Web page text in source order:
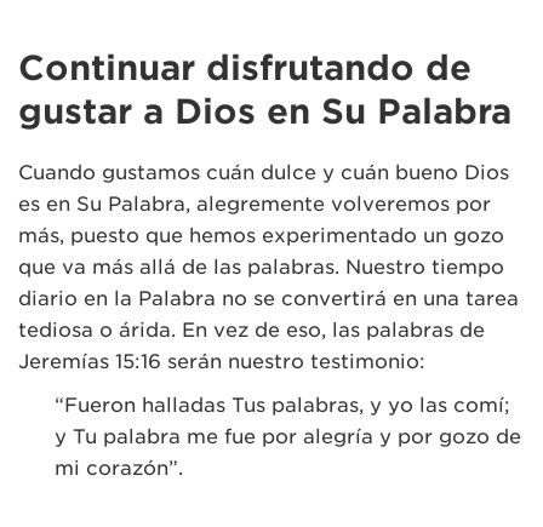
Continuar disfrutando de
gustar a Dios en Su Palabra
Cuando gustamos cuán dulce y cuán bueno Dios
es en Su Palabra, alegremente volveremos por
más, puesto que hemos experimentado un gozo
que va más allá de las palabras. Nuestro tiempo
diario en la Palabra no se convertirá en una tarea
tediosa o árida. En vez de eso, las palabras de
Jeremías 15:16 serán nuestro testimonio:
“Fueron halladas Tus palabras, y yo las comí;
y Tu palabra me fue por alegría y por gozo de
mi corazón”.